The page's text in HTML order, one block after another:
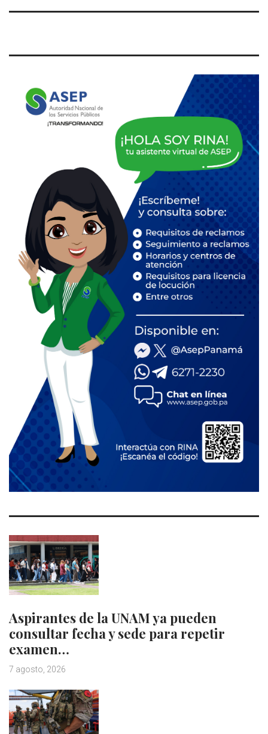
Aspirantes de la UNAM ya pueden
consultar fecha y sede para repetir
examen…
7 agosto, 2026